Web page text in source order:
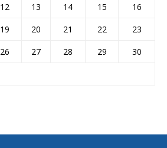
12 13 14 15
16
19 20 21 22
23
26 27 28 29
30